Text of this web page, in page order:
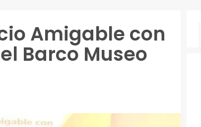
Amigable con
Barco Museo